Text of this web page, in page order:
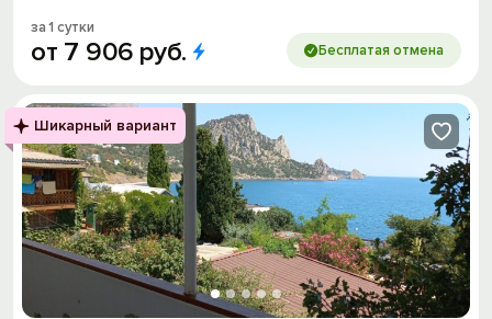
за 1 сутки
от 7 906 руб. Бесплатая отмена
Шикарный вариант